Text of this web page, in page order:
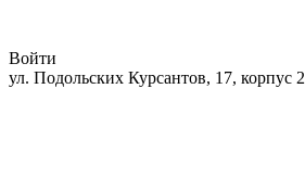
Войти
ул. Подольских Курсантов, 17, корпус 2